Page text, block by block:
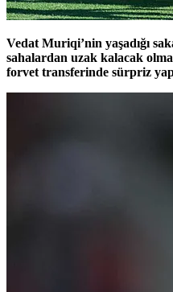
Vedat Muriqi’nin yaşadığı
sahalardan uzak kalacak
forvet transferinde sürpriz